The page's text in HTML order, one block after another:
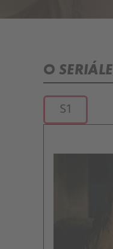
O SERIÁLE
S1